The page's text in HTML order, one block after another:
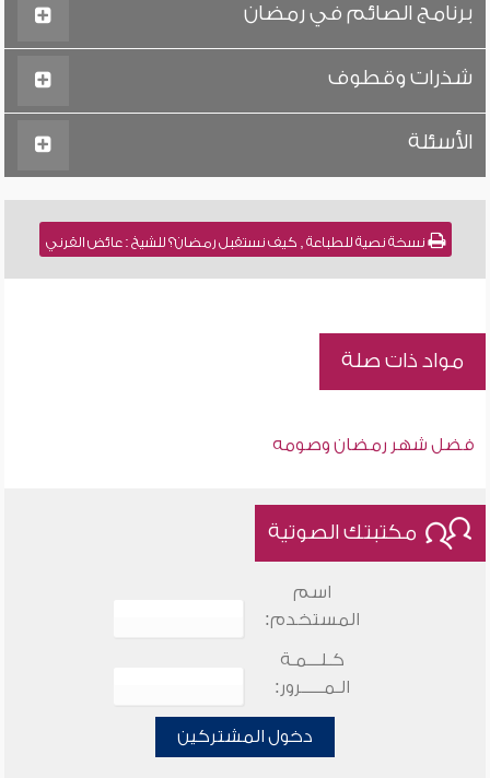
برنامج الصائم في رمضان
شذرات وقطوف
الأسئلة
نسخة نصية للطباعة , كيف نستقبل رمضان؟ للشيخ : عائض القرني
مواد ذات صلة
فضل شهر رمضان وصومه
مكتبتك الصوتية
اسم
المستخدم:
كـلـــمـة
الـمـــــرور:
دخول المشتركين